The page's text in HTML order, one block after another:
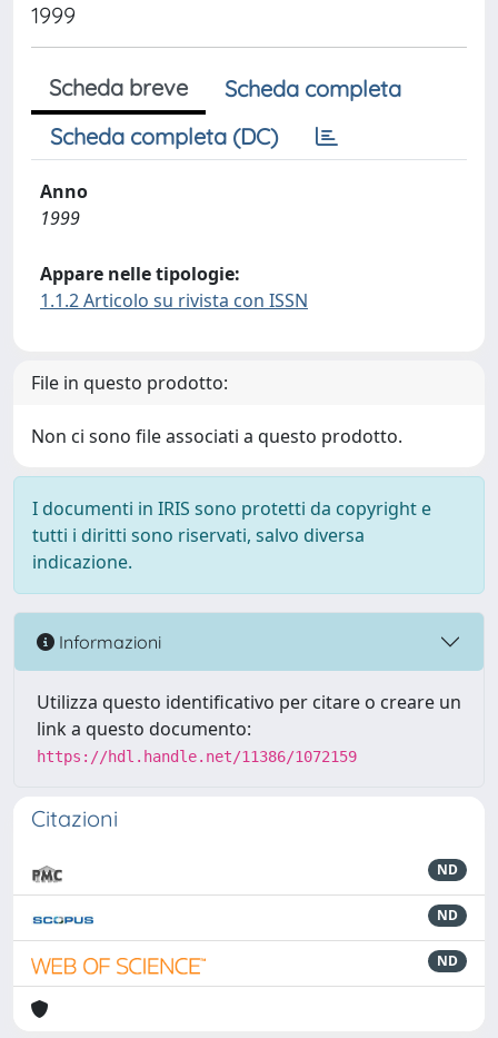
1999
Scheda breve
Scheda completa
Scheda completa (DC)
Anno
1999
Appare nelle tipologie:
1.1.2 Articolo su rivista con ISSN
File in questo prodotto:
Non ci sono file associati a questo prodotto.
I documenti in IRIS sono protetti da copyright e
tutti i diritti sono riservati, salvo diversa
indicazione.
Informazioni
Utilizza questo identificativo per citare o creare un
link a questo documento:
https://hdl.handle.net/11386/1072159
Citazioni
ND
ND
ND